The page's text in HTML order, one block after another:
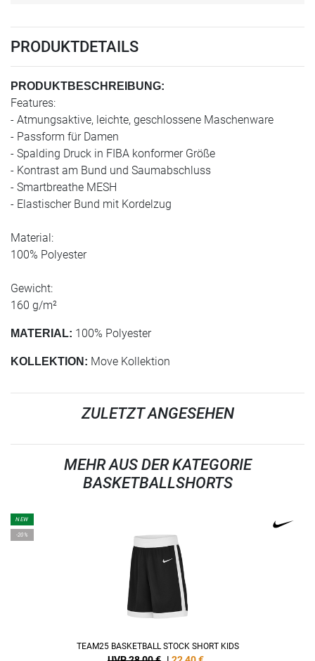
PRODUKTDETAILS
PRODUKTBESCHREIBUNG:
Features:
- Atmungsaktive, leichte, geschlossene Maschenware
- Passform für Damen
- Spalding Druck in FIBA konformer Größe
- Kontrast am Bund und Saumabschluss
- Smartbreathe MESH
- Elastischer Bund mit Kordelzug
Material:
100% Polyester
Gewicht:
160 g/m²
MATERIAL: 100% Polyester
KOLLEKTION: Move Kollektion
ZULETZT ANGESEHEN
MEHR AUS DER KATEGORIE
BASKETBALLSHORTS
NEW
-20%
TEAM25 BASKETBALL STOCK SHORT KIDS